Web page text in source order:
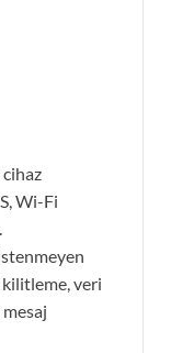
cihaz
Wi-Fi
veri